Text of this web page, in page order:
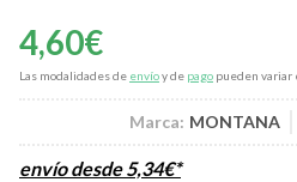
4,60€
Las modalidades de envíoy de pago pueden variar
Marca: MONTANA
envío desde5,34€*